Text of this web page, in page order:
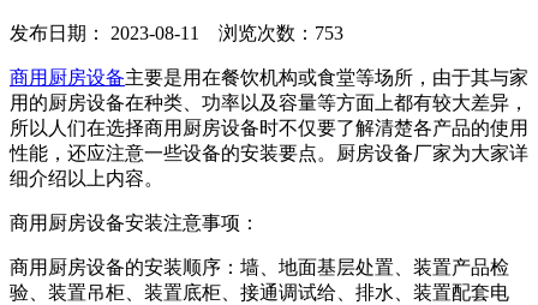
发布日期： 2023-08-11 浏览次数：753
商用厨房设备主要是用在餐饮机构或食堂等场所，由于其与家
用的厨房设备在种类、功率以及容量等方面上都有较大差异，
所以人们在选择商用厨房设备时不仅要了解清楚各产品的使用
性能，还应注意一些设备的安装要点。厨房设备厂家为大家详
细介绍以上内容。
商用厨房设备安装注意事项：
商用厨房设备的安装顺序：墙、地面基层处置、装置产品检
验、装置吊柜、装置底柜、接通调试给、排水、装置配套电